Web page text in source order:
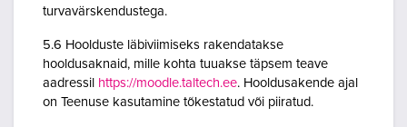
turvavärskendustega.
5.6 Hoolduste läbiviimiseks rakendatakse
hooldusaknaid, mille kohta tuuakse täpsem teave
aadressil https://moodle.taltech.ee. Hooldusakende ajal
on Teenuse kasutamine tõkestatud või piiratud.